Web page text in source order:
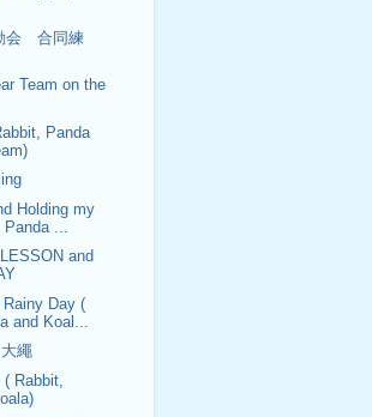
会 合同練
Team on the
Panda
Holding my
...
and
Day (
and Koal...
繩
Rabbit,